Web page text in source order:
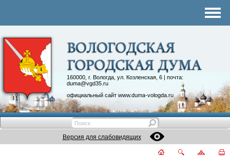
160000, г. Вологда, ул. Козленская, 6 | почта:
duma@vgd35.ru
официальный сайт www.duma-vologda.ru
Контакты
Депутатские объединения
Версия для слабовидящих